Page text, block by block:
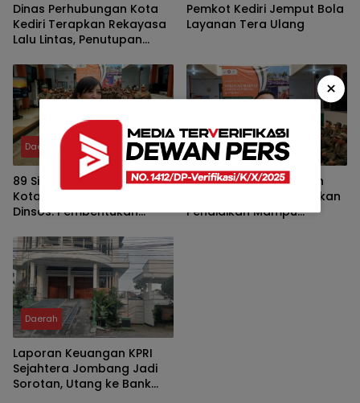
Dinas Perhubungan Kota
Kediri Terapkan Rekayasa
Lalu Lintas, Penutupan
Pemkot Kediri Jemput Bola
Layanan Tera Ulang
Daerah
89 Siswa Sekolah Rakyat
Kota Malang Bertahan,
Dinsos: Pembentukan
Keberhasilan Program
Daerah
Ali Muthohirin Beberkan
Kisah Hidupnya, Tegaskan
Pendidikan Mampu
Daerah
Laporan Keuangan KPRI
Sejahtera Jombang Jadi
Sorotan, Utang ke Bank
×